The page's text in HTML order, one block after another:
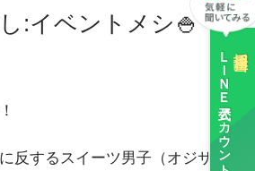
ＬＩＮＥ
公式アカウント
:イベントメシ🍚
反するスイーツ男子（オジサン）